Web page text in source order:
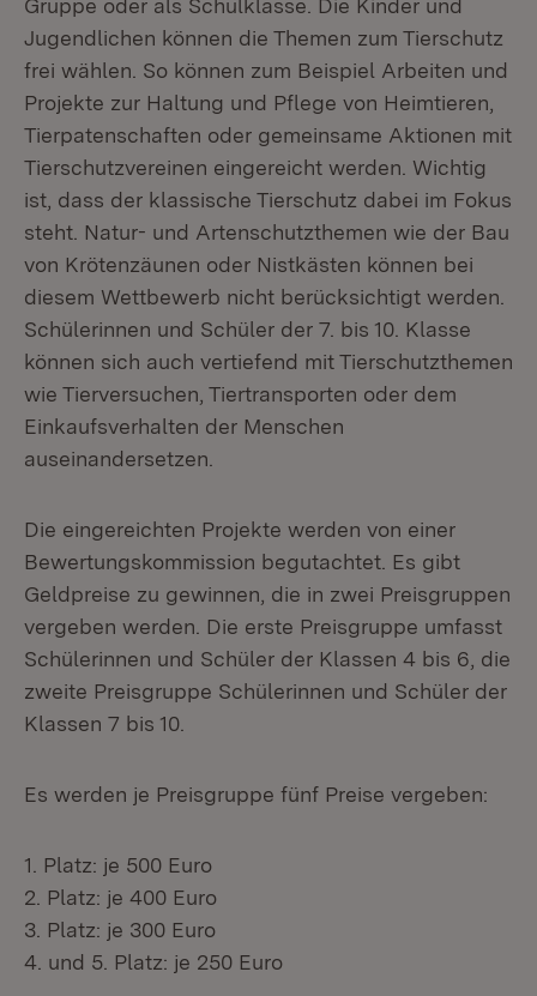
Gruppe oder als Schulklasse. Die Kinder und
Jugendlichen können die Themen zum Tierschutz
frei wählen. So können zum Beispiel Arbeiten und
Projekte zur Haltung und Pflege von Heimtieren,
Tierpatenschaften oder gemeinsame Aktionen mit
Tierschutzvereinen eingereicht werden. Wichtig
ist, dass der klassische Tierschutz dabei im Fokus
steht. Natur- und Artenschutzthemen wie der Bau
von Krötenzäunen oder Nistkästen können bei
diesem Wettbewerb nicht berücksichtigt werden.
Schülerinnen und Schüler der 7. bis 10. Klasse
können sich auch vertiefend mit Tierschutzthemen
wie Tierversuchen, Tiertransporten oder dem
Einkaufsverhalten der Menschen
auseinandersetzen.
Die eingereichten Projekte werden von einer
Bewertungskommission begutachtet. Es gibt
Geldpreise zu gewinnen, die in zwei Preisgruppen
vergeben werden. Die erste Preisgruppe umfasst
Schülerinnen und Schüler der Klassen 4 bis 6, die
zweite Preisgruppe Schülerinnen und Schüler der
Klassen 7 bis 10.
Es werden je Preisgruppe fünf Preise vergeben:
1. Platz: je 500 Euro
2. Platz: je 400 Euro
3. Platz: je 300 Euro
4. und 5. Platz: je 250 Euro